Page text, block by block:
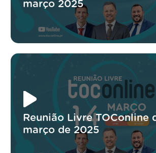
março 2025
Reunião Livre TOConline
março de 2025